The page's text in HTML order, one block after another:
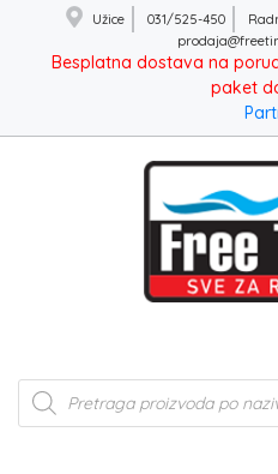
Užice 031/525-450
Besplatna dostava na
paket
Products
search